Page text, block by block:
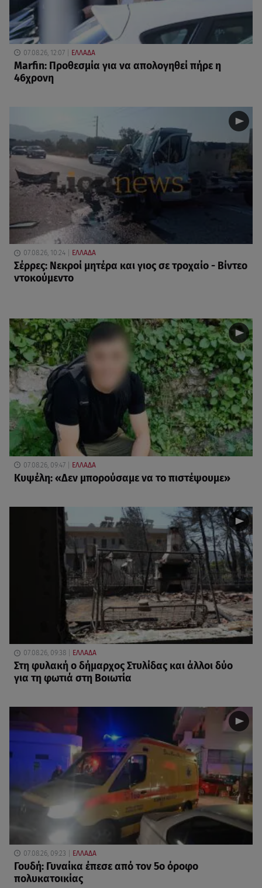
07.08.26, 12:07 ΕΛΛΑΔΑ
Marfin: Προθεσμία για να απολογηθεί πήρε η
46χρονη
07.08.26, 10:24 ΕΛΛΑΔΑ
Σέρρες: Νεκροί μητέρα και γιος σε τροχαίο - Βίντεο
ντοκούμεντο
07.08.26, 09:47 ΕΛΛΑΔΑ
Κυψέλη: «Δεν μπορούσαμε να το πιστέψουμε»
07.08.26, 09:38 ΕΛΛΑΔΑ
Στη φυλακή ο δήμαρχος Στυλίδας και άλλοι δύο
για τη φωτιά στη Βοιωτία
07.08.26, 09:23 ΕΛΛΑΔΑ
Γουδή: Γυναίκα έπεσε από τον 5ο όροφο
πολυκατοικίας